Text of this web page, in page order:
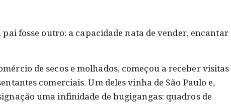
fosse outro: a capacidade nata de vender, encantar
de secos e molhados, começou a receber visitas
comerciais. Um deles vinha de São Paulo e,
uma infinidade de bugigangas: quadros de